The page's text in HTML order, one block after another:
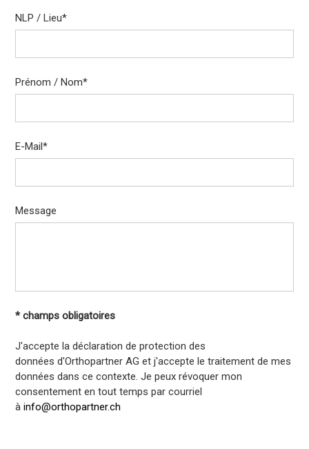
NLP / Lieu*
Prénom / Nom*
E-Mail*
Message
* champs obligatoires
J'accepte la déclaration de protection des
données d'Orthopartner AG et j'accepte le traitement de mes
données dans ce contexte. Je peux révoquer mon
consentement en tout temps par courriel
àinfo@orthopartner.ch